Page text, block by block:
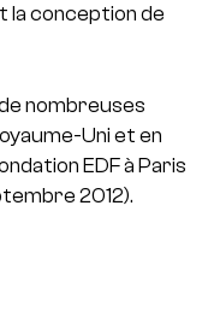
la conception de
nombreuses
Uni et en
EDF à Paris
2012).